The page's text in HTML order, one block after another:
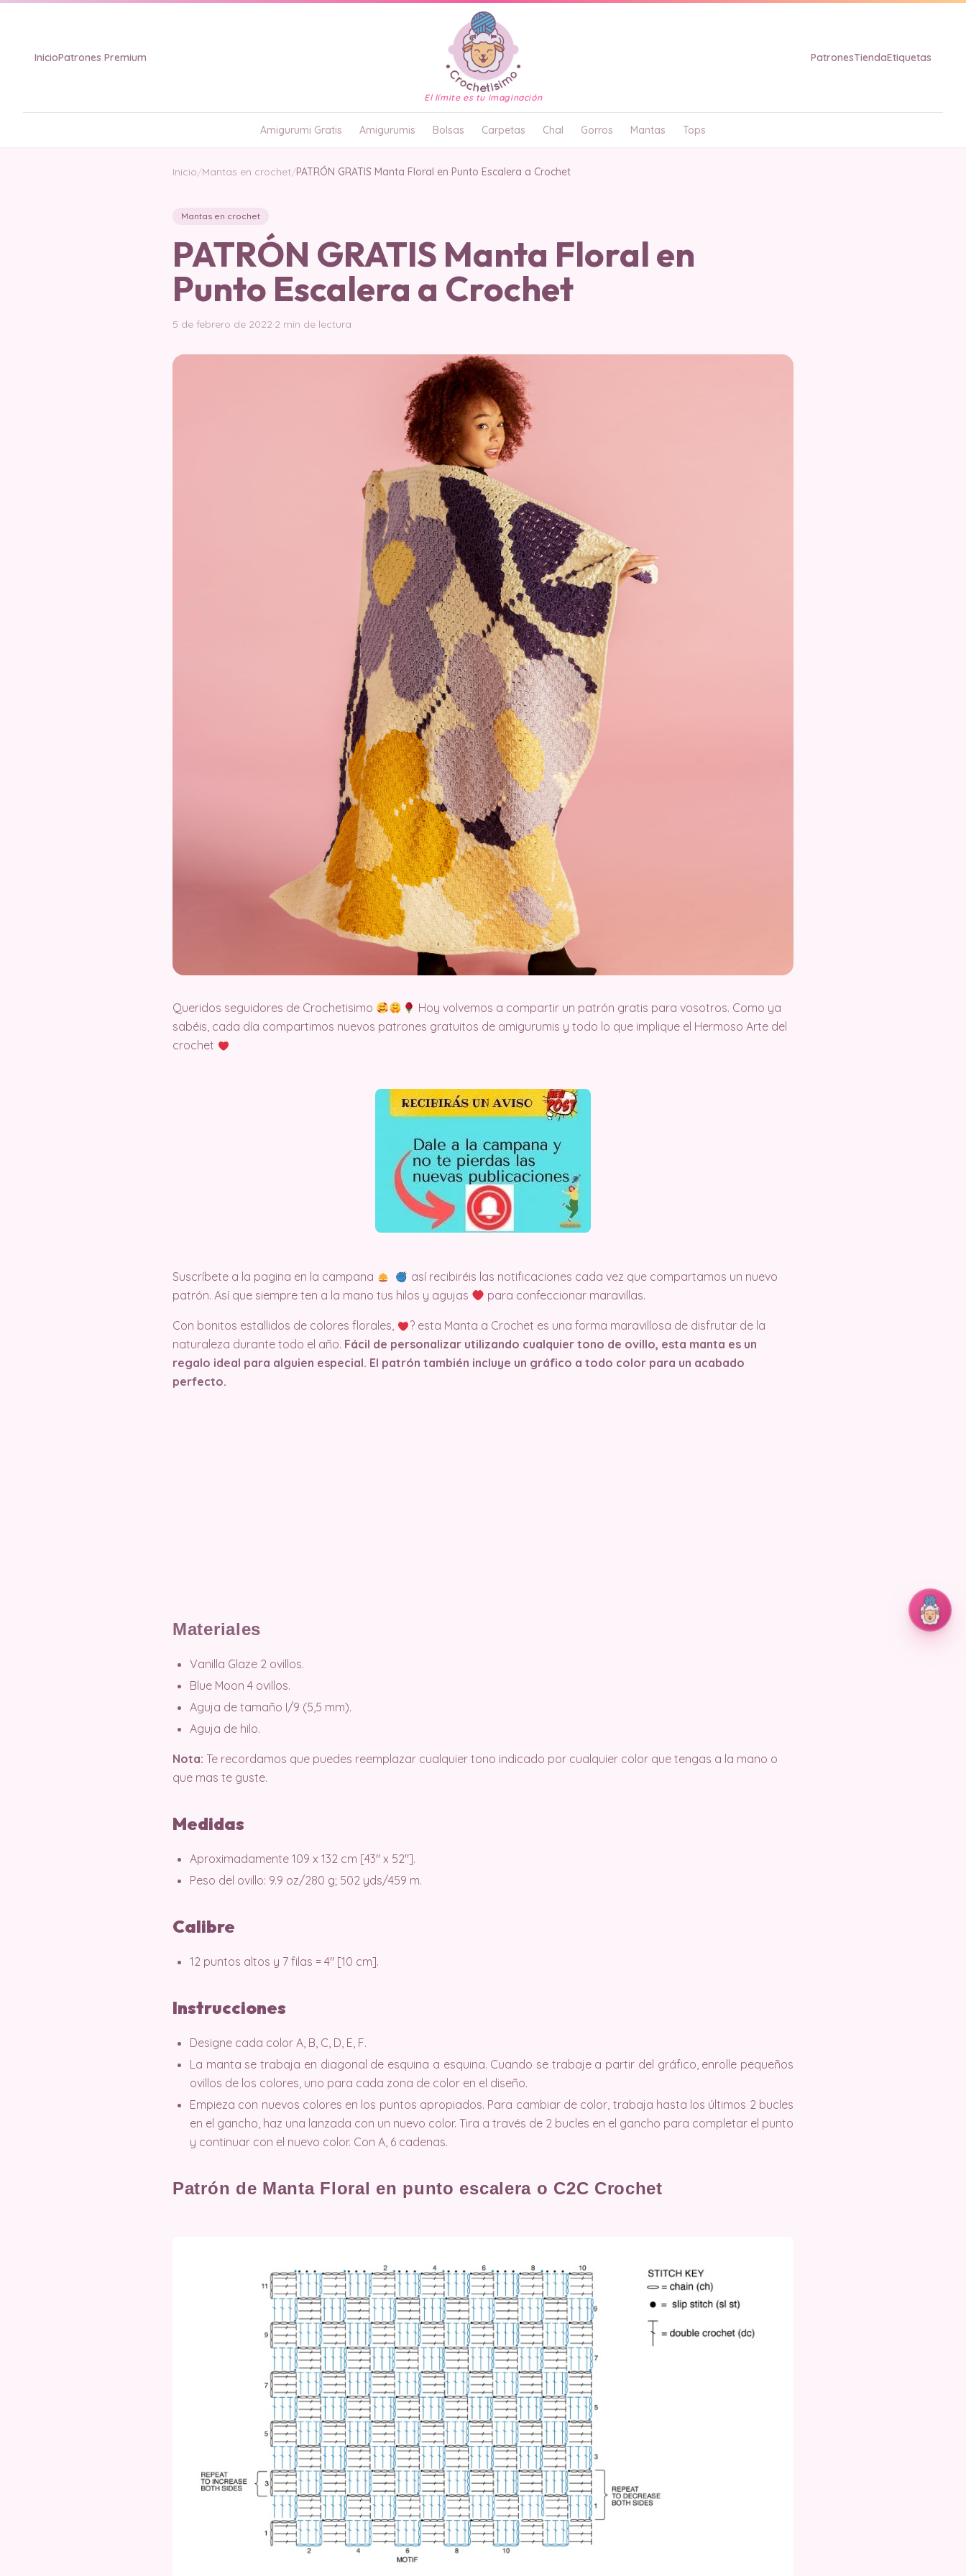
InicioPatrones Premium
El límite es tu imaginación
PatronesTiendaEtiquetas
Amigurumi Gratis Amigurumis Bolsas Carpetas Chal Gorros Mantas Tops
Inicio/Mantas en crochet/PATRÓN GRATIS Manta Floral en Punto Escalera a Crochet
Mantas en crochet
PATRÓN GRATIS Manta Floral en
Punto Escalera a Crochet
5 de febrero de 2022·2 min de lectura
Queridos seguidores de Crochetisimo
Hoy volvemos a compartir un patrón gratis para vosotros. Como ya
sabéis, cada día compartimos nuevos patrones gratuitos de amigurumis y todo lo que implique el Hermoso Arte del
crochet
Suscríbete a la pagina en la campana
así recibiréis las notificaciones cada vez que compartamos un nuevo
patrón. Así que siempre ten a la mano tus hilos y agujas
para confeccionar maravillas.
Con bonitos estallidos de colores florales,
? esta Manta a Crochet es una forma maravillosa de disfrutar de la
naturaleza durante todo el año. Fácil de personalizar utilizando cualquier tono de ovillo, esta manta es un
regalo ideal para alguien especial. El patrón también incluye un gráfico a todo color para un acabado
perfecto.
Materiales
Vanilla Glaze 2 ovillos.
Blue Moon 4 ovillos.
Aguja de tamaño I/9 (5,5 mm).
Aguja de hilo.
Nota: Te recordamos que puedes reemplazar cualquier tono indicado por cualquier color que tengas a la mano o
que mas te guste.
Medidas
Aproximadamente 109 x 132 cm [43″ x 52″].
Peso del ovillo: 9.9 oz/280 g; 502 yds/459 m.
Calibre
12 puntos altos y 7 filas = 4″ [10 cm].
Instrucciones
Designe cada color A, B, C, D, E, F.
La manta se trabaja en diagonal de esquina a esquina. Cuando se trabaje a partir del gráfico, enrolle pequeños
ovillos de los colores, uno para cada zona de color en el diseño.
Empieza con nuevos colores en los puntos apropiados. Para cambiar de color, trabaja hasta los últimos 2 bucles
en el gancho, haz una lanzada con un nuevo color. Tira a través de 2 bucles en el gancho para completar el punto
y continuar con el nuevo color. Con A, 6 cadenas.
Patrón de Manta Floral en punto escalera o C2C Crochet